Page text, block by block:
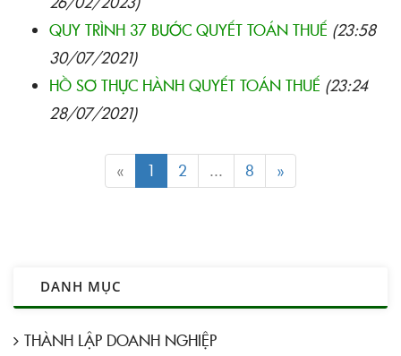
QUY TRÌNH 37 BƯỚC QUYẾT TOÁN THUẾ (23:58
30/07/2021)
HỒ SƠ THỰC HÀNH QUYẾT TOÁN THUẾ (23:24
28/07/2021)
« 1 2 ... 8 »
DANH MỤC
THÀNH LẬP DOANH NGHIỆP